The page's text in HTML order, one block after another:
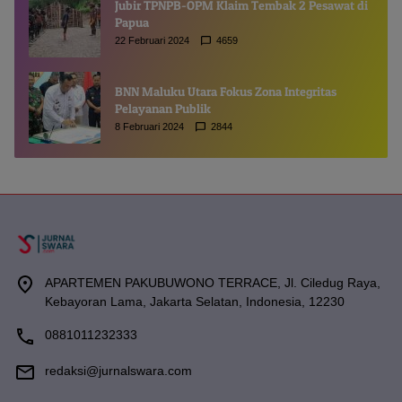
Jubir TPNPB-OPM Klaim Tembak 2 Pesawat di
Papua
22 Februari 2024 4659
BNN Maluku Utara Fokus Zona Integritas
Pelayanan Publik
8 Februari 2024 2844
APARTEMEN PAKUBUWONO TERRACE, Jl. Ciledug Raya,
Kebayoran Lama, Jakarta Selatan, Indonesia, 12230
0881011232333
redaksi@jurnalswara.com